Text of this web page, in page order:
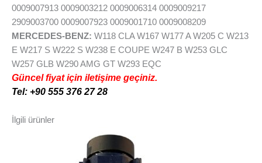
0009007913 0009003212 0009006314 0009009217
2909003700 0009007923 0009001710 0009008209
MERCEDES-BENZ: W118 CLA W167 W177 A W205 C W213
E W217 S W222 S W238 E COUPE W247 B W253 GLC
W257 GLB W290 AMG GT W293 EQC
Güncel fiyat için iletişime geçiniz.
Tel: +90 555 376 27 28
İlgili ürünler